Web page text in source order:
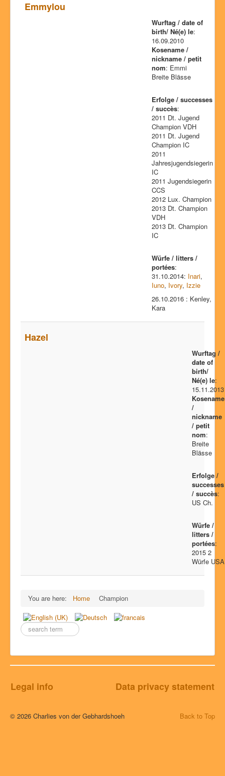
Emmylou
Wurftag / date of
birth/ Né(e) le:
16.09.2010
Kosename /
nickname / petit
nom: Emmi
Breite Blässe
Erfolge / successes
/ succès:
2011 Dt. Jugend
Champion VDH
2011 Dt. Jugend
Champion IC
2011
Jahresjugendsiegerin
IC
2011 Jugendsiegerin
CCS
2012 Lux. Champion
2013 Dt. Champion
VDH
2013 Dt. Champion
IC
Würfe / litters /
portées:
31.10.2014: Inari,
Iuno, Ivory, Izzie
26.10.2016 : Kenley,
Kara
Hazel
Wurftag /
date of
birth/
Né(e) le:
15.11.2013
Kosename
/
nickname
/ petit
nom:
Breite
Blässe
Erfolge /
successes
/ succès:
US Ch.
Würfe /
litters /
portées:
2015 2
Würfe USA
You are here: Home Champion
Enter
a
term
Legal info Data privacy statement
Back to Top
© 2026 Charlies von der Gebhardshoeh